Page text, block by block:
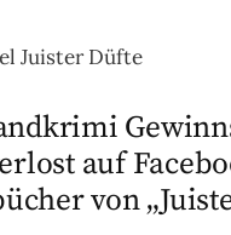
auf
von